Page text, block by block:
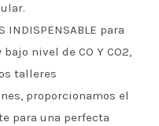
para
nivel de CO Y CO2,
talleres
proporcionamos el
para una perfecta